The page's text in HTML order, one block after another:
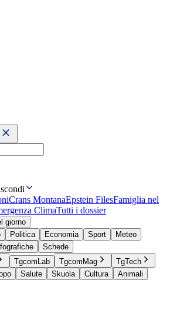
Crans MontanaEpstein FilesFamiglia nel
ClimaTutti i dossier
giorno
Politica Economia Sport
Meteo
Schede
TgcomLab TgcomMag
TgTech
Salute Skuola Cultura
Animali